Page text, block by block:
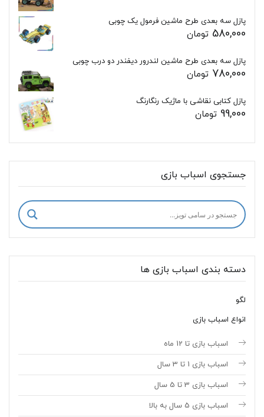
پازل سه بعدی طرح ماشین فرمول یک چوبی
580,000 تومان
پازل سه بعدی طرح ماشین لندرور دیفندر دو درب چوبی
780,000 تومان
پازل کتابی نقاشی با ماژیک رنگارنگ
99,000 تومان
جستجوی اسباب بازی
دسته بندی اسباب بازی ها
لگو
انواع اسباب بازی
اسباب بازی تا 12 ماه
اسباب بازی 1 تا 3 سال
اسباب بازی 3 تا 5 سال
اسباب بازی 5 سال به بالا